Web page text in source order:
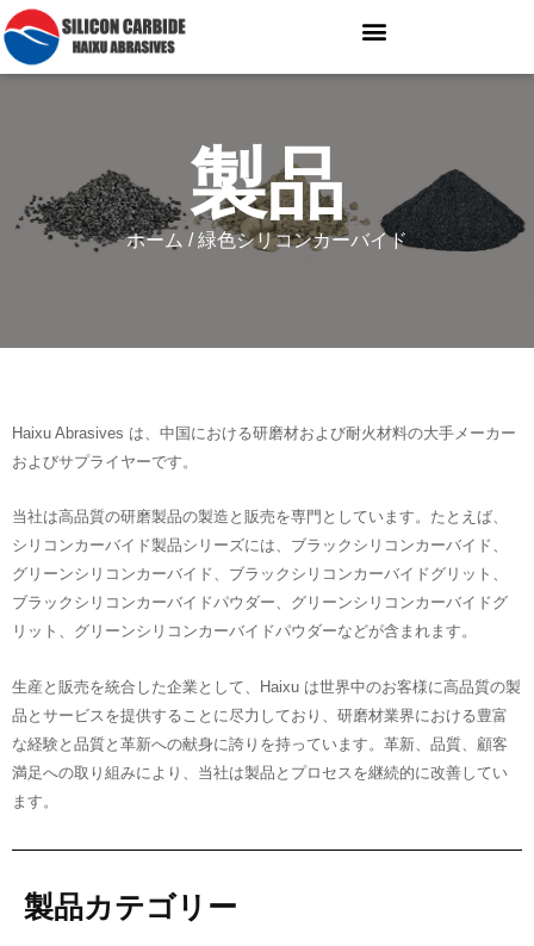
製品
ホーム / 緑色シリコンカーバイド
Haixu Abrasives は、中国における研磨材および耐火材料の大手メーカー
およびサプライヤーです。
当社は高品質の研磨製品の製造と販売を専門としています。たとえば、
シリコンカーバイド製品シリーズには、ブラックシリコンカーバイド、
グリーンシリコンカーバイド、ブラックシリコンカーバイドグリット、
ブラックシリコンカーバイドパウダー、グリーンシリコンカーバイドグ
リット、グリーンシリコンカーバイドパウダーなどが含まれます。
生産と販売を統合した企業として、Haixu は世界中のお客様に高品質の製
品とサービスを提供することに尽力しており、研磨材業界における豊富
な経験と品質と革新への献身に誇りを持っています。革新、品質、顧客
満足への取り組みにより、当社は製品とプロセスを継続的に改善してい
ます。
製品カテゴリー